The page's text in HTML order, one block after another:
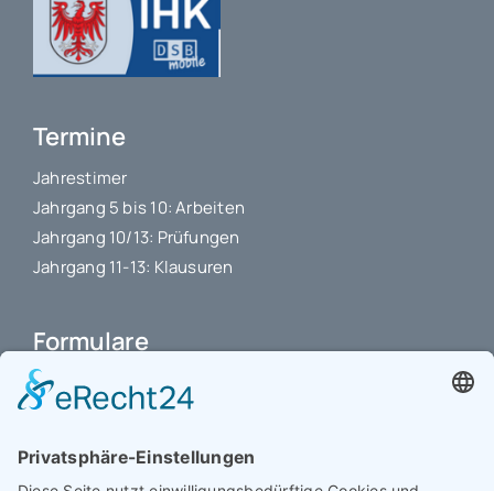
Termine
Jahrestimer
Jahrgang 5 bis 10: Arbeiten
Jahrgang 10/13: Prüfungen
Jahrgang 11-13: Klausuren
Formulare
Schulbuchkauf Schuljahr 2026-2027
Antrag auf Erstattung von Auslagen
Interner L-S-Beschwerdezettel